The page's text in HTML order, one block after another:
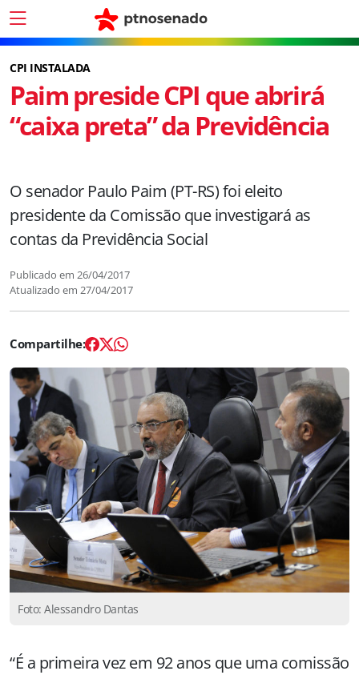
CPI INSTALADA
Paim preside CPI que abrirá
“caixa preta” da Previdência
O senador Paulo Paim (PT-RS) foi eleito
presidente da Comissão que investigará as
contas da Previdência Social
Publicado em 26/04/2017
Atualizado em 27/04/2017
Foto: Alessandro Dantas
“É a primeira vez em 92 anos que uma comissão